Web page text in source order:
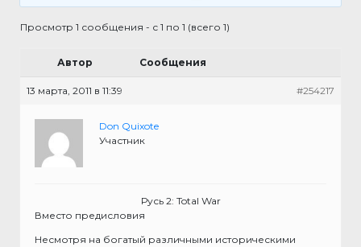
Просмотр 1 сообщения - с 1 по 1 (всего 1)
Автор Сообщения
13 марта, 2011 в 11:39 #254217
Don Quixote
Участник
Русь 2: Total War
Вместо предисловия
Несмотря на богатый различными историческими